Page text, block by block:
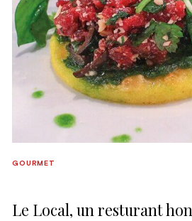
Le Local, un resturant
GOURMET